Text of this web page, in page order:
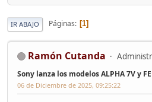
IR ABAJO Páginas 1
Ramón Cutanda
Sony lanza los modelos ALPHA 7V y
06 de Diciembre de 2025, 09:25:22